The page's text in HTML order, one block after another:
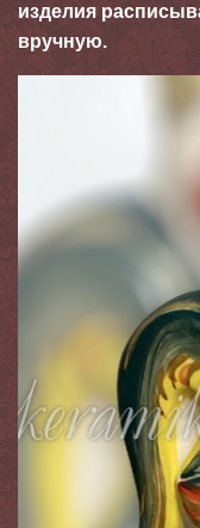
изделия
вручную.